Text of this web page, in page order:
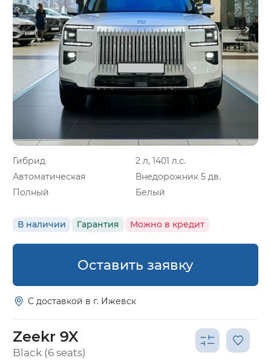
Гибрид
2 л, 1401 л.с.
Автоматическая
Внедорожник 5 дв.
Полный
Белый
В наличии Гарантия Можно в кредит
Оставить заявку
С доставкой в г. Ижевск
Zeekr 9X
Black (6 seats)